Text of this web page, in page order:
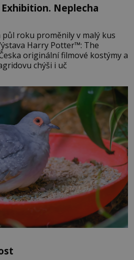
Neplecha
půl roku proměnily v malý kus
Harry Potter™: The
originální filmové kostýmy a
chýši i uč